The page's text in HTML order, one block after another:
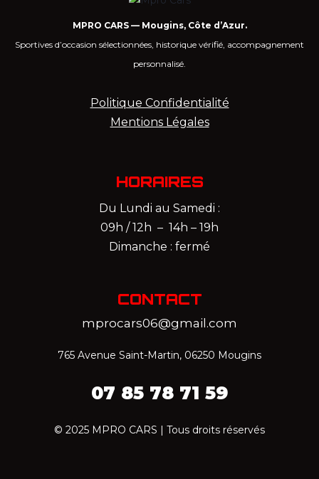
MPRO CARS — Mougins, Côte d’Azur.
Sportives d’occasion sélectionnées, historique vérifié, accompagnement
personnalisé.
Politique Confidentialité
Mentions Légales
HORAIRES
Du Lundi au Samedi :
09h / 12h – 14h – 19h
Dimanche : fermé
CONTACT
mprocars06@gmail.com
765 Avenue Saint-Martin, 06250 Mougins
07 85 78 71 59‬
© 2025 MPRO CARS | Tous droits réservés